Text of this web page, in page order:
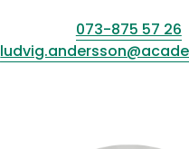
073-875 57 26